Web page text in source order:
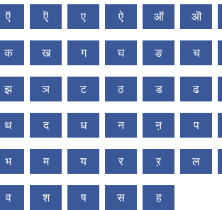
ऍ ऎ ए ऐ ऑ ऒ
क ख ग घ ङ च
झ ञ ट ठ ड ढ
थ द ध न ऩ प
भ म य र ऱ ल
व श ष स ह